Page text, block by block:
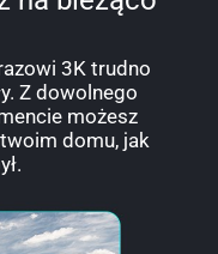
3K trudno
Z dowolnego
możesz
domu, jak